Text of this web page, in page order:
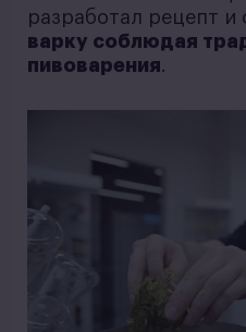
разработал рецепт и
варку соблюдая
пивоварения.